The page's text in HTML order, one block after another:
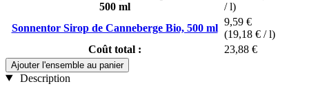
500 ml
/ l)
Sonnentor Sirop de Canneberge Bio, 500 ml
9,59 €
(19,18 € / l)
Coût total :
23,88 €
Ajouter l'ensemble au panier
Description